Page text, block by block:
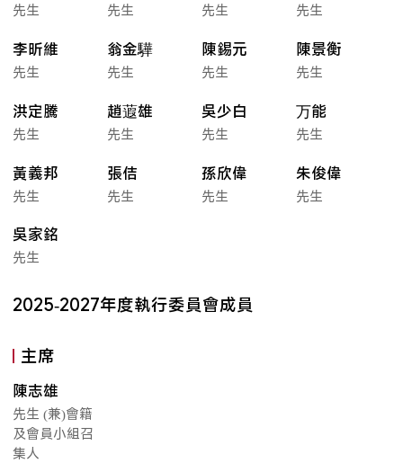
先生 先生 先生 先生
李昕維
先生
翁金驊
先生
陳錫元
先生
陳景衡
先生
洪定騰
先生
趙蕸雄
先生
吳少白
先生
万能
先生
黃義邦
先生
張佶
先生
孫欣偉
先生
朱俊偉
先生
吳家銘
先生
2025-2027年度執行委員會成員
主席
陳志雄
先生 (兼)會籍
及會員小組召
集人